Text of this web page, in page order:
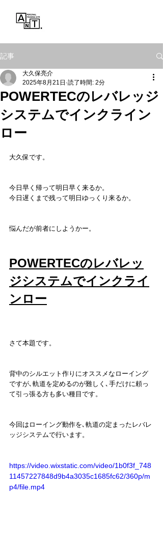
記事
POWERTECのレバレッジ
システムでインクライン
ロー
大久保亮介
2025年8月21日 読了時間: 2分
大久保です。
今日早く帰って明日早く来るか。
今日遅くまで残って明日ゆっくり来るか。
悩んだが前者にしようかー。
POWERTECのレバレッ
ジシステムでインクライ
ンロー
さて本題です。
背中のシルエット作りにオススメなローイング
ですが､軌道を定めるのが難しく､手だけに頼っ
て引っ張る方も多い種目です。
今回はローイング動作を､軌道の定まったレバレ
ッジシステムで行います。
https://video.wixstatic.com/video/1b0f3f_748
11457227848d9b4a3035c1685fc62/360p/m
p4/file.mp4